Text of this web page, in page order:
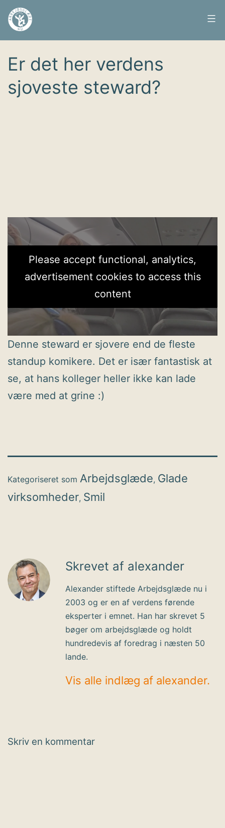
Fortsæt
Arbejdsglæde
Udgivet
Er det her verdens
sjoveste steward?
Please accept functional, analytics,
advertisement cookies to access this
content
Denne steward er sjovere end de fleste
standup komikere. Det er især fantastisk at
se, at hans kolleger heller ikke kan lade
være med at grine :)
Kategoriseret som Arbejdsglæde, Glade
virksomheder, Smil
Skrevet af alexander
Alexander stiftede Arbejdsglæde nu i
2003 og er en af verdens førende
eksperter i emnet. Han har skrevet 5
bøger om arbejdsglæde og holdt
hundredevis af foredrag i næsten 50
lande.
Vis alle indlæg af alexander.
Skriv en kommentar